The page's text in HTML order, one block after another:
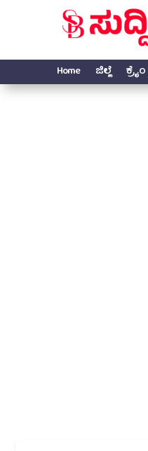
Home ಜಿಲ್ಲೆ ಕ್ರೈಂ